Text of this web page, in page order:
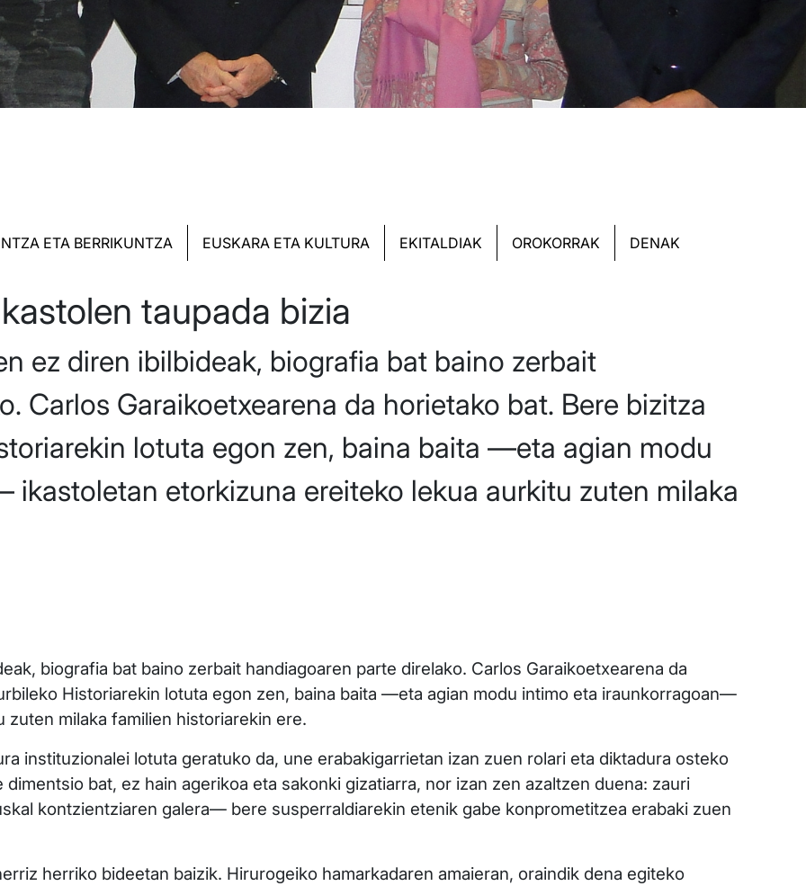
ETA BERRIKUNTZA EUSKARA ETA KULTURA EKITALDIAK OROKORRAK DENAK
taupada bizia
ez diren ibilbideak, biografia bat baino zerbait
Carlos Garaikoetxearena da horietako bat. Bere bizitza
lotuta egon zen, baina baita —eta agian modu
etorkizuna ereiteko lekua aurkitu zuten milaka
biografia bat baino zerbait handiagoaren parte direlako. Carlos Garaikoetxearena da
Historiarekin lotuta egon zen, baina baita —eta agian modu intimo eta iraunkorragoan—
milaka familien historiarekin ere.
instituzionalei lotuta geratuko da, une erabakigarrietan izan zuen rolari eta diktadura osteko
bat, ez hain agerikoa eta sakonki gizatiarra, nor izan zen azaltzen duena: zauri
kontzientziaren galera— bere susperraldiarekin etenik gabe konprometitzea erabaki zuen
herriko bideetan baizik. Hirurogeiko hamarkadaren amaieran, oraindik dena egiteko